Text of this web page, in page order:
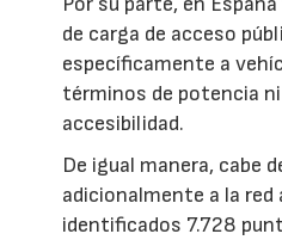
de carga de acceso
específicamente a
términos de potencia
accesibilidad.
De igual manera, cabe
adicionalmente a la red
identificados 7.728